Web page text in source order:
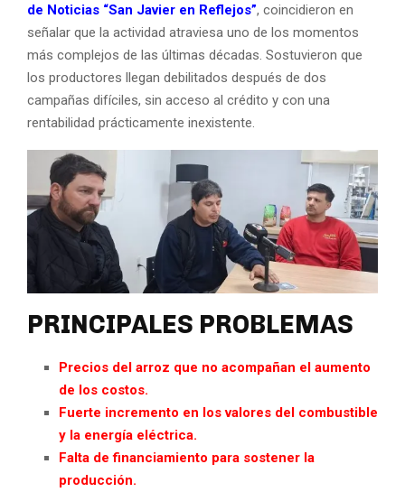
de Noticias “San Javier en Reflejos”, coincidieron en
señalar que la actividad atraviesa uno de los momentos
más complejos de las últimas décadas. Sostuvieron que
los productores llegan debilitados después de dos
campañas difíciles, sin acceso al crédito y con una
rentabilidad prácticamente inexistente.
PRINCIPALES PROBLEMAS
Precios del arroz que no acompañan el aumento
de los costos.
Fuerte incremento en los valores del combustible
y la energía eléctrica.
Falta de financiamiento para sostener la
producción.